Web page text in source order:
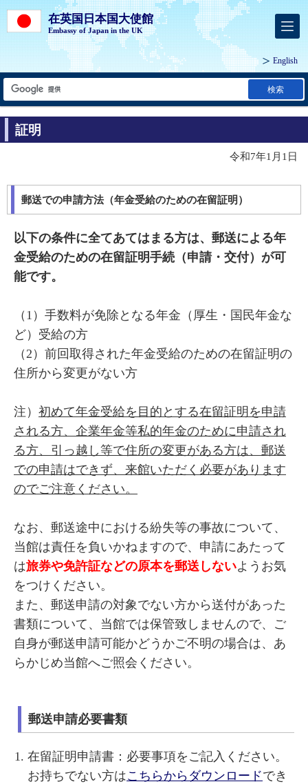
在英国日本国大使館
Embassy of Japan in the UK
English
検索
証明
令和7年1月1日
郵送での申請方法（年金受給のための在留証明）
以下の条件に全てあてはまる方は、郵送による年
金受給のための在留証明手続（申請・交付）が可
能です。
（1）手数料が免除となる年金（厚生・国民年金な
ど）受給の方
（2）前回取得された年金受給のための在留証明の
住所から変更がない方
注） 初めて年金受給を目的とする在留証明を申請
される方、企業年金等私的年金のために申請され
る方、引っ越し等で住所の変更がある方は、郵送
での申請はできず、来館いただく必要があります
のでご注意ください。
なお、郵送途中における紛失等の事故について、
当館は責任を負いかねますので、申請にあたって
は旅券や免許証などの原本を郵送しないようお気
をつけください。
また、郵送申請の対象でない方から送付があった
書類について、当館では保管致しませんので、ご
自身が郵送申請可能かどうかご不明の場合は、あ
らかじめ当館へご照会ください。
郵送申請必要書類
在留証明申請書：必要事項をご記入ください。
お持ちでない方はこちらからダウンロードでき